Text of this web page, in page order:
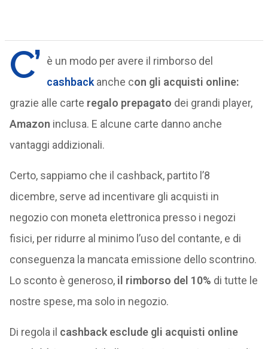
C’ è un modo per avere il rimborso del
cashbackanche con gli acquisti online:
grazie alle carte regalo prepagato dei grandi player,
Amazon inclusa. E alcune carte danno anche
vantaggi addizionali.
Certo, sappiamo che il cashback, partito l’8
dicembre, serve ad incentivare gli acquisti in
negozio con moneta elettronica presso i negozi
fisici, per ridurre al minimo l’uso del contante, e di
conseguenza la mancata emissione dello scontrino.
Lo sconto è generoso, il rimborso del 10% di tutte le
nostre spese, ma solo in negozio.
Di regola il cashback esclude gli acquisti online